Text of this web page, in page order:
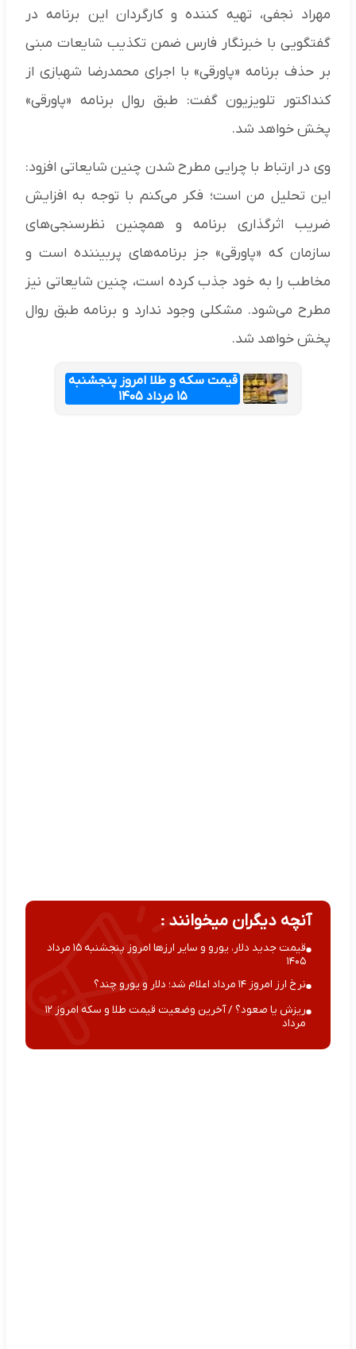
مهراد نجفی، تهیه کننده و کارگردان این برنامه در
گفتگویی با خبرنگار فارس ضمن تکذیب شایعات مبنی
بر حذف برنامه «پاورقی» با اجرای محمدرضا شهبازی از
کنداکتور تلویزیون گفت: طبق روال برنامه «پاورقی»
پخش خواهد شد.
وی در ارتباط با چرایی مطرح شدن چنین شایعاتی افزود:
این تحلیل من است؛ فکر می‌کنم با توجه به افزایش
ضریب اثرگذاری برنامه و همچنین نظرسنجی‌های
سازمان که «پاورقی» جز برنامه‌های پربیننده است و
مخاطب را به خود جذب کرده است، چنین شایعاتی نیز
مطرح می‌شود. مشکلی وجود ندارد و برنامه طبق روال
پخش خواهد شد.
قیمت سکه و طلا امروز پنجشنبه
۱۵ مرداد ۱۴۰۵
آنچه دیگران میخوانند :
قیمت جدید دلار، یورو و سایر ارزها امروز پنجشنبه ۱۵ مرداد
۱۴۰۵
نرخ ارز امروز ۱۴ مرداد اعلام شد؛ دلار و یورو چند؟
ریزش یا صعود؟ / آخرین وضعیت قیمت طلا و سکه امروز ۱۲
مرداد